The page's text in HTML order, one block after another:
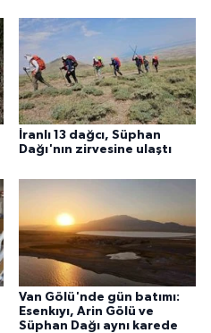
İranlı 13 dağcı, Süphan
Dağı'nın zirvesine ulaştı
Van Gölü'nde gün batımı:
Esenkıyı, Arin Gölü ve
Süphan Dağı aynı karede